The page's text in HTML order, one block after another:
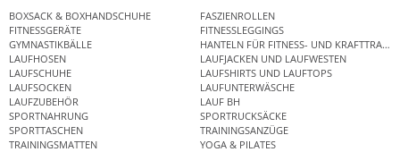
BOXSACK & BOXHANDSCHUHE
FASZIENROLLEN
FITNESSGERÄTE
FITNESSLEGGINGS
GYMNASTIKBÄLLE
HANTELN FÜR FITNESS- UND
LAUFHOSEN
LAUFJACKEN UND LAUFWESTEN
LAUFSCHUHE
LAUFSHIRTS UND LAUFTOPS
LAUFSOCKEN
LAUFUNTERWÄSCHE
LAUFZUBEHÖR
LAUF BH
SPORTNAHRUNG
SPORTRUCKSÄCKE
SPORTTASCHEN
TRAININGSANZÜGE
TRAININGSMATTEN
YOGA & PILATES